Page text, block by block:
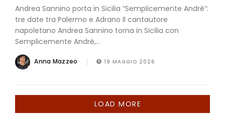
Andrea Sannino porta in Sicilia “Semplicemente Andrè”:
tre date tra Palermo e Adrano Il cantautore
napoletano Andrea Sannino torna in Sicilia con
Semplicemente Andrè,...
Anna Mazzeo 19 MAGGIO 2026
LOAD MORE